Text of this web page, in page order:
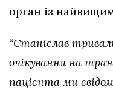
орган із
“Станіслав
очікування на
пацієнта ми